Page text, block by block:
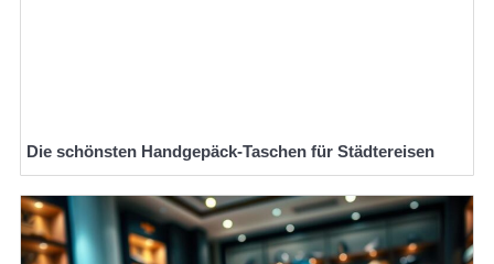
Die schönsten Handgepäck-Taschen für Städtereisen